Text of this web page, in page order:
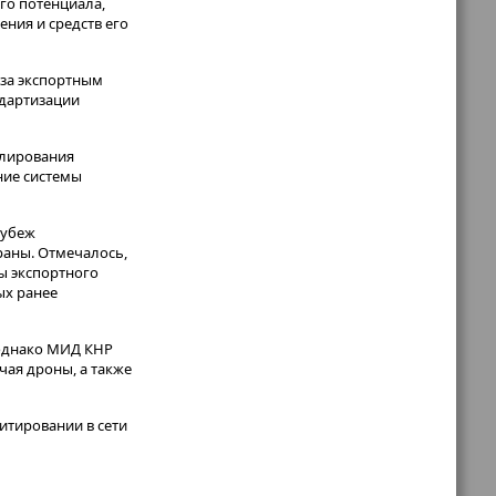
и средств его
экспортным
системы
Отмечалось,
экспортного
ранее
МИД КНР
дроны, а также
в сети